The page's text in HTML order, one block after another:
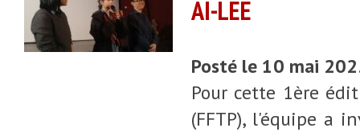
AI-LEE
Posté le 10 mai
Pour cette 1ère
(FFTP), l'équipe a